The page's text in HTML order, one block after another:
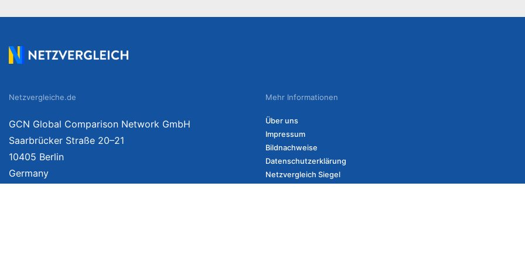
Netzvergleiche.de
GCN Global Comparison Network GmbH
Saarbrücker Straße 20–21
10405 Berlin
Germany
Mehr Informationen
Über uns
Impressum
Bildnachweise
Datenschutzerklärung
Netzvergleich Siegel